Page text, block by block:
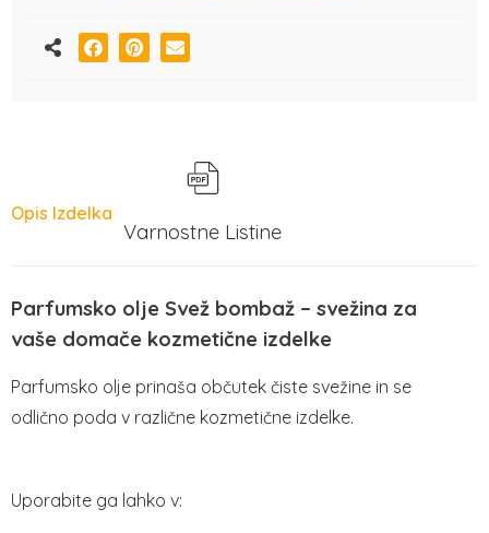
Opis Izdelka
Varnostne Listine
Parfumsko olje Svež bombaž – svežina za
vaše domače kozmetične izdelke
Parfumsko olje prinaša občutek čiste svežine in se
odlično poda v različne kozmetične izdelke.
Uporabite ga lahko v: